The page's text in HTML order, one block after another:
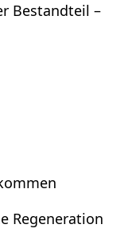
Bestandteil –
Regeneration